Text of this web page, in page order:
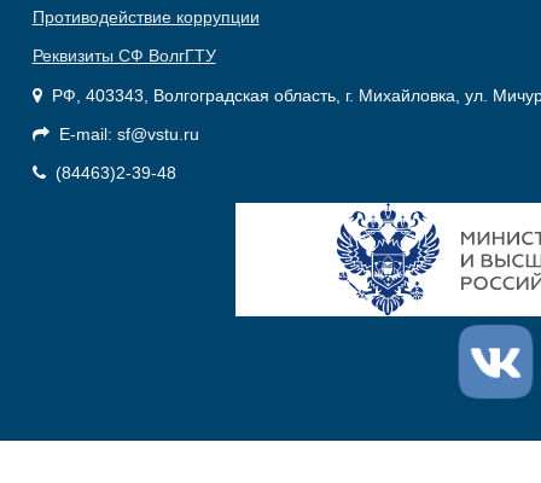
Противодействие коррупции
Реквизиты СФ ВолгГТУ
РФ, 403343, Волгоградская область, г. Михайловка, ул.
E-mail: sf@vstu.ru
(84463)2-39-48